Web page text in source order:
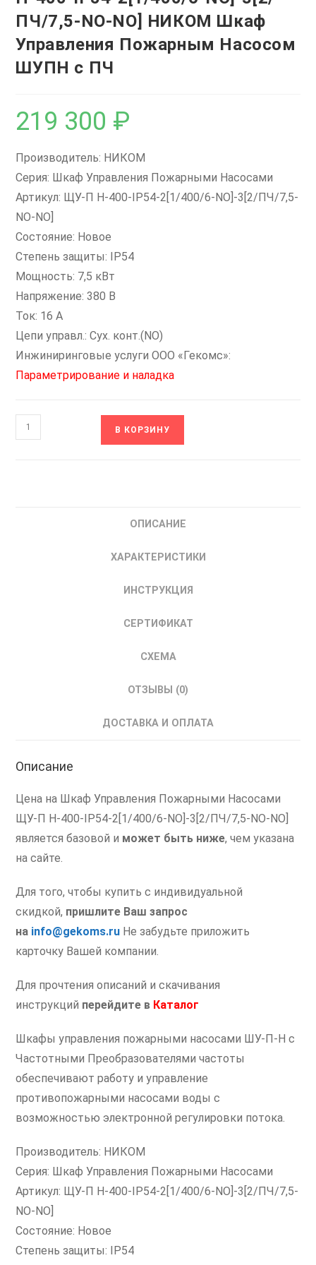
ПЧ/7,5-NO-NO] НИКОМ Шкаф
Управления Пожарным Насосом
ШУПН с ПЧ
219 300 ₽
Производитель: НИКОМ
Серия: Шкаф Управления Пожарными Насосами
Артикул: ЩУ-П Н-400-IP54-2[1/400/6-NO]-3[2/ПЧ/7,5-
NO-NO]
Состояние: Новое
Степень защиты: IP54
Мощность: 7,5 кВт
Напряжение: 380 В
Ток: 16 А
Цепи управл.: Сух. конт.(NO)
Инжиниринговые услуги ООО «Гекомс»:
Параметрирование и наладка
Количество
товара
В КОРЗИНУ
ОПИСАНИЕ
ХАРАКТЕРИСТИКИ
ИНСТРУКЦИЯ
СЕРТИФИКАТ
СХЕМА
ОТЗЫВЫ (0)
ДОСТАВКА И ОПЛАТА
Описание
Цена на Шкаф Управления Пожарными Насосами
ЩУ-П Н-400-IP54-2[1/400/6-NO]-3[2/ПЧ/7,5-NO-NO]
является базовой и может быть ниже, чем указана
на сайте.
Для того, чтобы купить с индивидуальной
скидкой, пришлите Ваш запрос
на info@gekoms.ru Не забудьте приложить
карточку Вашей компании.
Для прочтения описаний и скачивания
инструкций перейдите в Каталог
Шкафы управления пожарными насосами ШУ-П-Н с
Частотными Преобразователями частоты
обеспечивают работу и управление
противопожарными насосами воды с
возможностью электронной регулировки потока.
Производитель: НИКОМ
Серия: Шкаф Управления Пожарными Насосами
Артикул: ЩУ-П Н-400-IP54-2[1/400/6-NO]-3[2/ПЧ/7,5-
NO-NO]
Состояние: Новое
Степень защиты: IP54